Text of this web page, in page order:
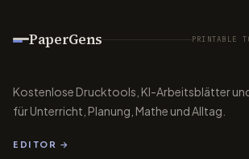
PaperGens PRINTABLE
Kostenlose Drucktools, KI-Arbeitsblätter
für Unterricht, Planung, Mathe und Alltag.
EDITOR →